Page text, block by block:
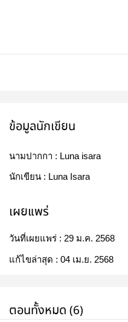
ข้อมูลนักเขียน
นามปากกา : Luna isara
นักเขียน : Luna Isara
เผยแพร่
วันที่เผยแพร่ : 29 ม.ค. 2568
แก้ไขล่าสุด : 04 เม.ย. 2568
ตอนทั้งหมด (6)